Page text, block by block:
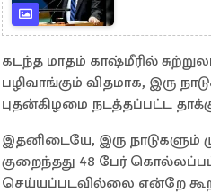
கடந்த மாதம் காஷ்மீரில்
பழிவாங்கும் விதமாக, இரு
புதன்கிழமை நடத்தப்பட்ட
இதனிடையே, இரு நாடுகளும்
குறைந்தது 48 பேர்
செய்யப்படவில்லை என்றே